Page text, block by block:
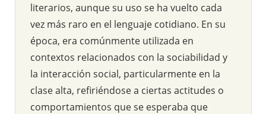
literarios, aunque su uso se ha vuelto cada
vez más raro en el lenguaje cotidiano. En su
época, era comúnmente utilizada en
contextos relacionados con la sociabilidad y
la interacción social, particularmente en la
clase alta, refiriéndose a ciertas actitudes o
comportamientos que se esperaba que